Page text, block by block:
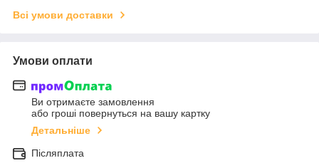
Всі умови доставки
Умови оплати
Ви отримаєте замовлення
або гроші повернуться на вашу картку
Детальніше
Післяплата